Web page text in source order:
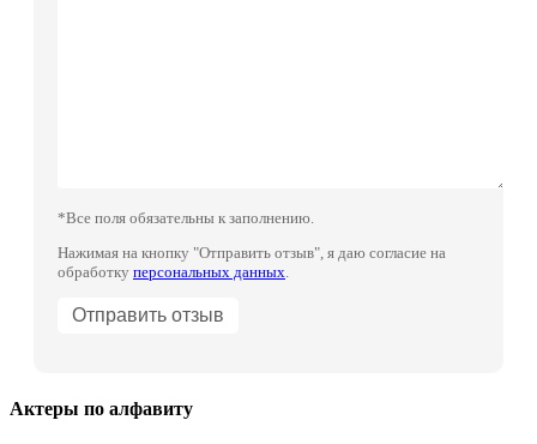
*Все поля обязательны к заполнению.
Нажимая на кнопку "Отправить отзыв", я даю согласие на
обработку персональных данных
Актеры по алфавиту